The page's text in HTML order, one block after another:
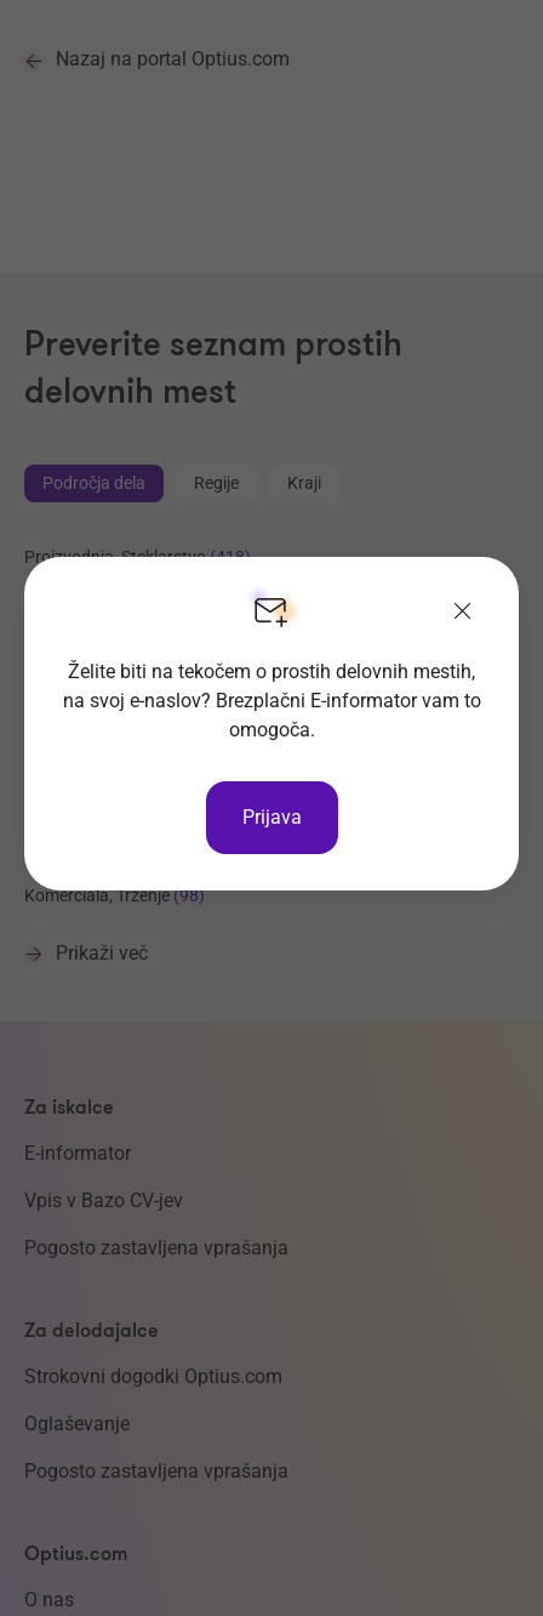
Nazaj na portal Optius.com
Preverite seznam prostih
delovnih mest
Področja dela Regije Kraji
Proizvodnja, Steklarstvo(418)
Tehnične storitve, Mehanika
(330)
Transport, Nabava, Logistika(205)
Strojništvo, Metalurgija, Rudarstvo(186)
Prehrambena industrija, Živilstvo(141)
Elektrotehnika, Elektronika, Telekomunikacije
Management, Poslovno svetovanje, Organizacija
Komerciala, Trženje(98)
Prikaži več
Za iskalce
E-informator
Vpis v Bazo CV-jev
Pogosto zastavljena vprašanja
Za delodajalce
Strokovni dogodki Optius.com
Oglaševanje
Pogosto zastavljena vprašanja
Optius.com
O nas
Želite biti na tekočem o prostih delovnih mestih,
na svoj e-naslov? Brezplačni E-informator vam to
omogoča.
Prijava